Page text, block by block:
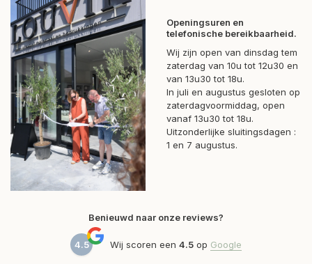
Openingsuren en
telefonische bereikbaarheid.
Wij zijn open van dinsdag tem
zaterdag van 10u tot 12u30 en
van 13u30 tot 18u.
In juli en augustus gesloten op
zaterdagvoormiddag, open
vanaf 13u30 tot 18u.
Uitzonderlijke sluitingsdagen :
1 en 7 augustus.
Benieuwd naar onze reviews?
4.5 Wij scoren een 4.5 op Google